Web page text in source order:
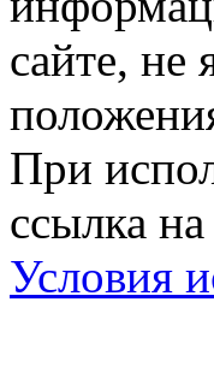
сайте, не
При
ссылка
Условия